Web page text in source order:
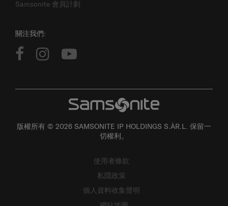
切權利。
私隱政策
個人資料收集聲明
網站地圖